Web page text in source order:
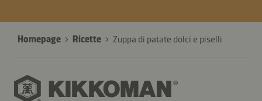
Homepage Ricette Zuppa di patate dolci e piselli